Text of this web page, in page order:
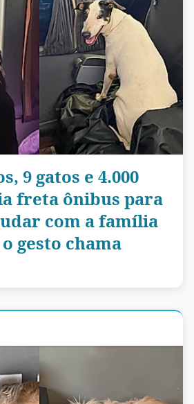
9 gatos e 4.000
freta ônibus para
com a família
gesto chama